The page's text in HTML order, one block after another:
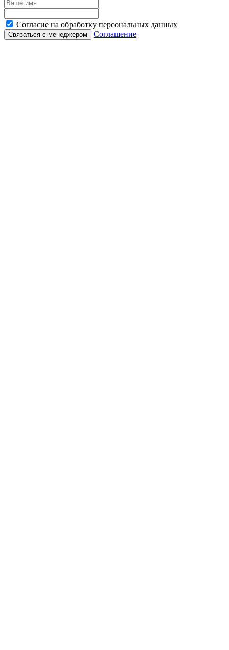
Согласие на обработку персональных данных
Соглашение